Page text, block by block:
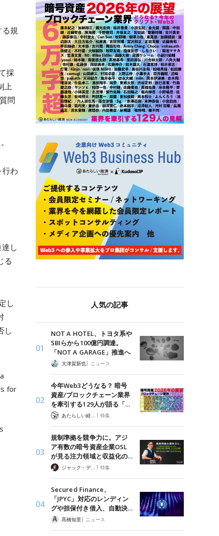
規
採
上
問
わ
し
る
し
し
for
人気の記事
NOT A HOTEL、トヨタ系や
SBIらから100億円調達。
「NOT A GARAGE」推進へ
大津賀新也| ニュース
今年Web3どうなる？ 暗号
資産/ブロックチェーン業界
を牽引する129人が語る「…
| 特集
規制準拠を競争力に。アジ
ア有数の暗号資産企業OSL
が見る注力領域と収益化の…
ジャック・デロン（Jack Derong） | 特集
Secured Finance、
「JPYC」対応のレンディン
グや担保付き借入、自動決…
髙橋知里 | ニュース